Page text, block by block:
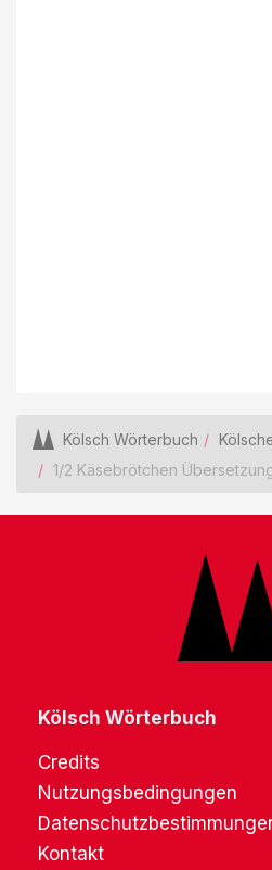
Kölsch Wörterbuch
1/2 Käsebrötchen
Kölsch Wörterbuch
Credits
Nutzungsbedingungen
Kontakt